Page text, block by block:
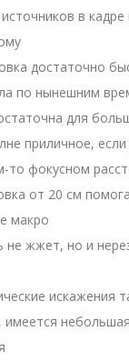
в
достаточно
по нынешним
для
приличное,
то фокусном
от 20 см
макро
не жжет, но и
искажения
имеется